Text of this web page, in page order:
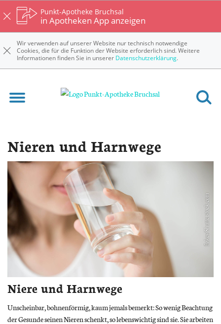
Punkt-Apotheke Bruchsal
in Apotheken App anzeigen
Wir verwenden auf unserer Website nur technisch notwendige
Cookies, die für die Funktion der Website erforderlich sind. Weitere
Informationen finden Sie in unserer Datenschutzerklärung.
Punkt-Apotheke Bruchsal
Nieren und Harnwege
Nieren und Harnwege
Niere und Harnwege
Unscheinbar, bohnenförmig, kaum jemals bemerkt: So wenig Beachtung
der Gesunde seinen Nieren schenkt, so lebenswichtig sind sie. Sie arbeiten